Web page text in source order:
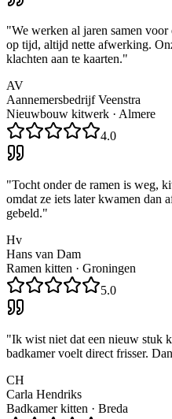
"We werken al jaren samen
op tijd, altijd nette afwerking.
klachten aan te kaarten."
AV
Aannemersbedrijf Veenstra
Nieuwbouw kitwerk · Almere
4.0
"Tocht onder de ramen is weg,
omdat ze iets later kwamen dan
gebeld."
Hv
Hans van Dam
Ramen kitten · Groningen
5.0
"Ik wist niet dat een nieuw stuk
badkamer voelt direct frisser.
CH
Carla Hendriks
Badkamer kitten · Breda